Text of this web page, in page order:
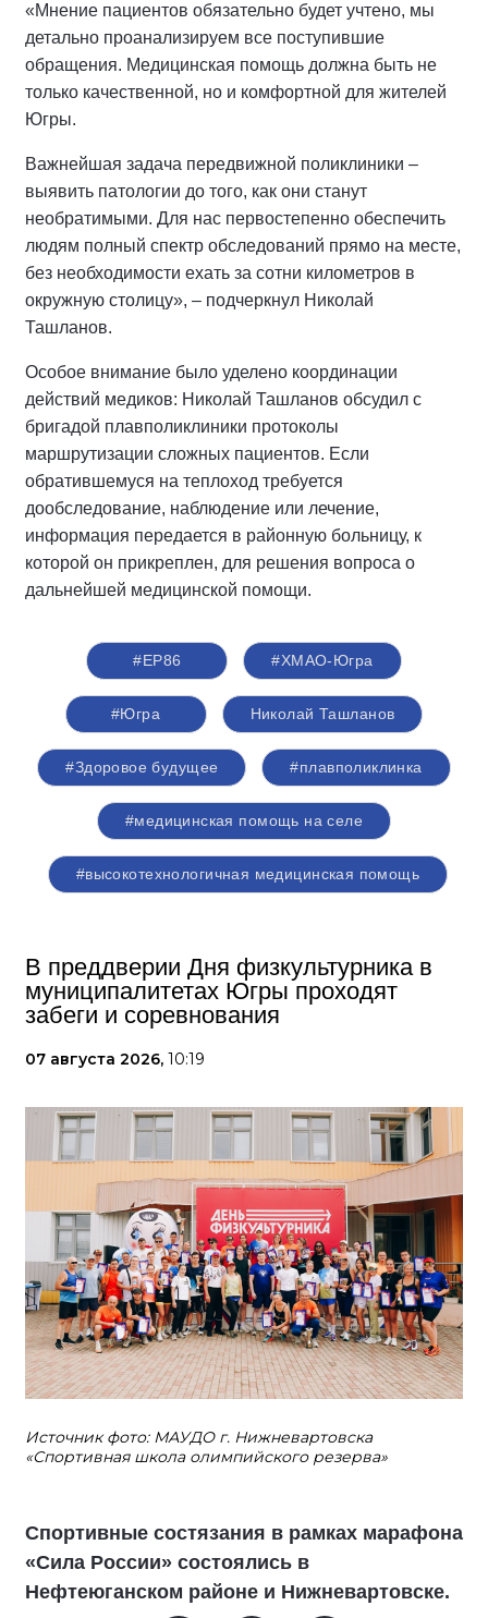
«Мнение пациентов обязательно будет учтено, мы
детально проанализируем все поступившие
обращения. Медицинская помощь должна быть не
только качественной, но и комфортной для жителей
Югры.
Важнейшая задача передвижной поликлиники –
выявить патологии до того, как они станут
необратимыми. Для нас первостепенно обеспечить
людям полный спектр обследований прямо на месте,
без необходимости ехать за сотни километров в
окружную столицу», – подчеркнул Николай
Ташланов.
Особое внимание было уделено координации
действий медиков: Николай Ташланов обсудил с
бригадой плавполиклиники протоколы
маршрутизации сложных пациентов. Если
обратившемуся на теплоход требуется
дообследование, наблюдение или лечение,
информация передается в районную больницу, к
которой он прикреплен, для решения вопроса о
дальнейшей медицинской помощи.
#ЕР86 #ХМАО-Югра
#Югра Николай Ташланов
#Здоровое будущее #плавполиклинка
#медицинская помощь на селе
#высокотехнологичная медицинская помощь
В преддверии Дня физкультурника в
муниципалитетах Югры проходят
забеги и соревнования
07 августа 2026, 10:19
Источник фото: МАУДО г. Нижневартовска
«Спортивная школа олимпийского резерва»
Спортивные состязания в рамках марафона
«Сила России» состоялись в
Нефтеюганском районе и Нижневартовске.